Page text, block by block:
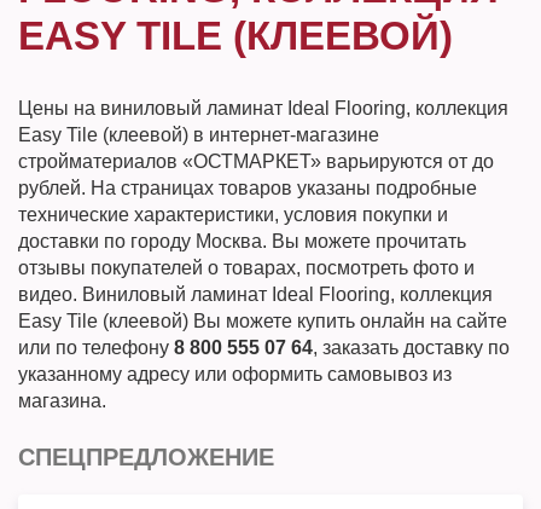
EASY TILE (КЛЕЕВОЙ)
Цены на виниловый ламинат Ideal Flooring, коллекция
Easy Tile (клеевой) в интернет-магазине
стройматериалов «ОСТМАРКЕТ» варьируются от до
рублей. На страницах товаров указаны подробные
технические характеристики, условия покупки и
доставки по городу Москва. Вы можете прочитать
отзывы покупателей о товарах, посмотреть фото и
видео. Виниловый ламинат Ideal Flooring, коллекция
Easy Tile (клеевой) Вы можете купить онлайн на сайте
или по телефону 8 800 555 07 64, заказать доставку по
указанному адресу или оформить самовывоз из
магазина.
СПЕЦПРЕДЛОЖЕНИЕ